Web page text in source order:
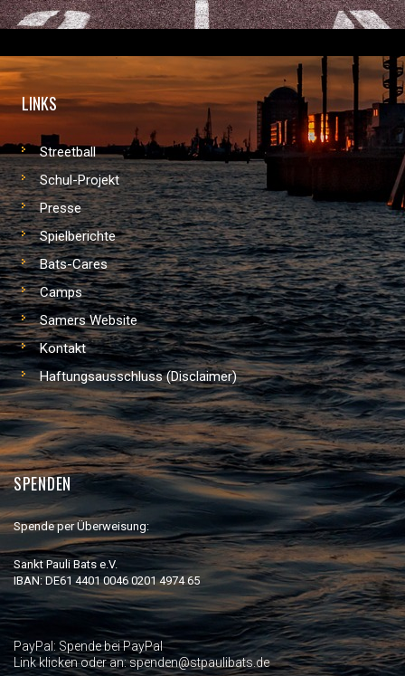
LINKS
Streetball
Schul-Projekt
Presse
Spielberichte
Bats-Cares
Camps
Samers Website
Kontakt
Haftungsausschluss (Disclaimer)
SPENDEN
Spende per Überweisung:
Sankt Pauli Bats e.V.
IBAN: DE61 4401 0046 0201 4974 65
PayPal: Spende bei PayPal
Link klicken oder an: spenden@stpaulibats.de